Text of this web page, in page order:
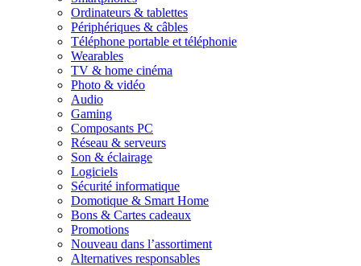
Ordinateurs & tablettes
Périphériques & câbles
Téléphone portable et téléphonie
Wearables
TV & home cinéma
Photo & vidéo
Audio
Gaming
Composants PC
Réseau & serveurs
Son & éclairage
Logiciels
Sécurité informatique
Domotique & Smart Home
Bons & Cartes cadeaux
Promotions
Nouveau dans l’assortiment
Alternatives responsables